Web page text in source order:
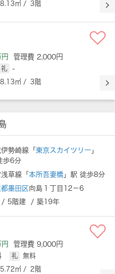
㎡ / 3階
管理費 2,000円
礼
-
㎡ / 3階
勢崎線「東京スカイツリー 」
歩6分
草線「本所吾妻橋 」駅 徒歩8分
墨田区向島１丁目12－6
/ 5階建 / 築19年
円 管理費 9,000円
礼
無料
㎡ / 2階